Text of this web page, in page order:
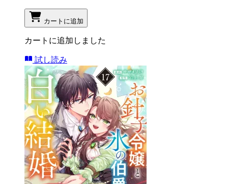
カートに追加
カートに追加しました
試し読み